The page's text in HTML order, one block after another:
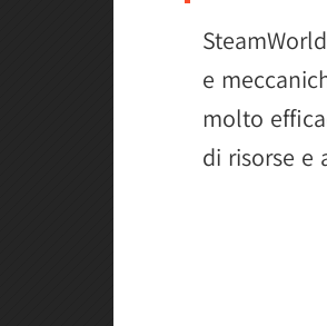
e
molto
di risorse e